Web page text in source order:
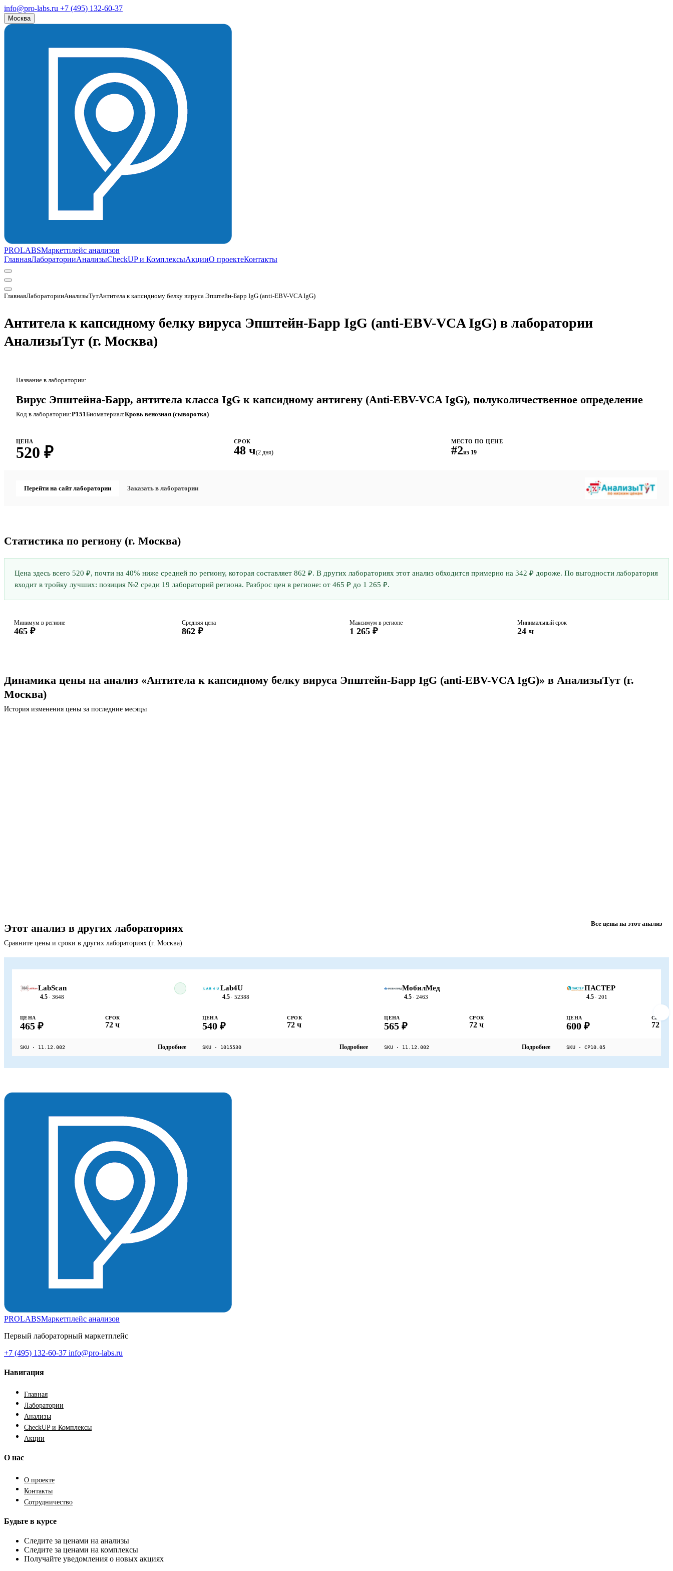
info@pro-labs.ru +7 (495) 132-60-37
Москва
PROLABSМаркетплейс анализов
ГлавнаяЛабораторииАнализыCheckUP и КомплексыАкцииО проектеКонтакты
ГлавнаяЛабораторииАнализыТутАнтитела к капсидному белку вируса Эпштейн-Барр IgG (anti-EBV-VCA IgG)
Антитела к капсидному белку вируса Эпштейн-Барр IgG (anti-EBV-VCA IgG) в лаборатории
АнализыТут (г. Москва)
Название в лаборатории:
Вирус Эпштейна-Барр, антителa класса IgG к капсидному антигену (Anti-EBV-VCA IgG), полуколичественное определение
Код в лаборатории:P151Биоматериал:Кровь венозная (сыворотка)
ЦЕНА
520 ₽
СРОК
48 ч(2 дня)
МЕСТО ПО ЦЕНЕ
#2из 19
Перейти на сайт лаборатории Заказать в лаборатории
Статистика по региону (г. Москва)
Цена здесь всего 520 ₽, почти на 40% ниже средней по региону, которая составляет 862 ₽. В других лабораториях этот анализ обходится примерно на 342 ₽ дороже. По выгодности лаборатория
входит в тройку лучших: позиция №2 среди 19 лабораторий региона. Разброс цен в регионе: от 465 ₽ до 1 265 ₽.
Минимум в регионе
465 ₽
Средняя цена
862 ₽
Максимум в регионе
1 265 ₽
Минимальный срок
24 ч
Динамика цены на анализ «Антитела к капсидному белку вируса Эпштейн-Барр IgG (anti-EBV-VCA IgG)» в АнализыТут (г.
Москва)
История изменения цены за последние месяцы
Этот анализ в других лабораториях Все цены на этот анализ
Сравните цены и сроки в других лабораториях (г. Москва)
LabScan
4.5 · 3648
ЦЕНА
465 ₽
СРОК
72 ч
SKU · 11.12.002 Подробнее
Lab4U
4.5 · 52388
ЦЕНА
540 ₽
СРОК
72 ч
SKU · 1015530 Подробнее
МобилМед
4.5 · 2463
ЦЕНА
565 ₽
СРОК
72 ч
SKU · 11.12.002 Подробнее
ПАСТЕР
4.5 · 201
ЦЕНА
600 ₽
СРОК
72 ч
SKU · СР10.05
PROLABSМаркетплейс анализов
Первый лабораторный маркетплейс
+7 (495) 132-60-37 info@pro-labs.ru
Навигация
Главная
Лаборатории
Анализы
CheckUP и Комплексы
Акции
О нас
О проекте
Контакты
Сотрудничество
Будьте в курсе
Следите за ценами на анализы
Следите за ценами на комплексы
Получайте уведомления о новых акциях